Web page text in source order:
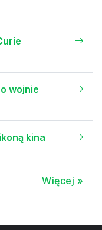
wojnie
kina
Więcej »